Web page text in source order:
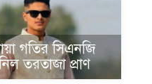
গতির সিএনজি
তরতাজা প্রাণ